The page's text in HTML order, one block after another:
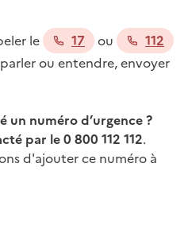
le
17 ou
112
ou entendre, envoyer
un numéro d’urgence ?
par le 0 800 112 112.
d'ajouter ce numéro à